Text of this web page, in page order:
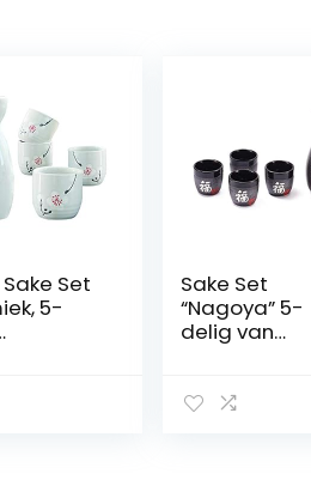
Set
5-
Sake Set
“Nagoya” 5-
delig van